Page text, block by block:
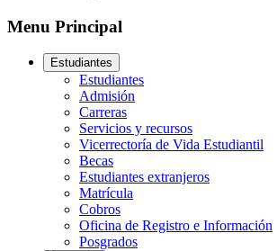
Menu Principal
Estudiantes
Estudiantes
Admisión
Carreras
Servicios y recursos
Vicerrectoría de Vida Estudiantil
Becas
Estudiantes extranjeros
Matrícula
Cobros
Oficina de Registro e Información
Posgrados